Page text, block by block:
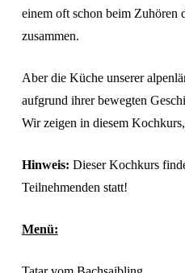
einem oft schon beim Zuhören
zusammen.
Aber die Küche unserer
aufgrund ihrer bewegten
Wir zeigen in diesem
Hinweis: Dieser Kochkurs
Teilnehmenden statt!
Menü: